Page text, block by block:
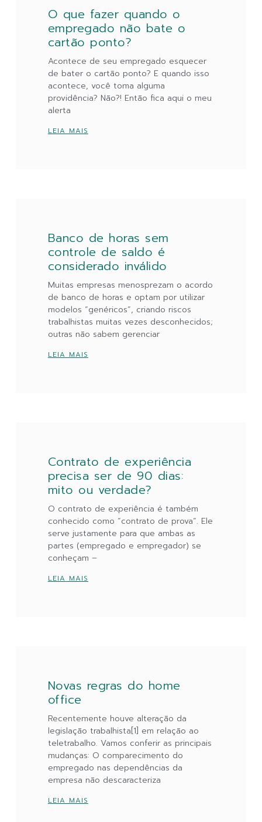
O que fazer quando o
empregado não bate o
cartão ponto?
Acontece de seu empregado esquecer
de bater o cartão ponto? E quando isso
acontece, você toma alguma
providência? Não?! Então fica aqui o meu
alerta
LEIA MAIS
Banco de horas sem
controle de saldo é
considerado inválido
Muitas empresas menosprezam o acordo
de banco de horas e optam por utilizar
modelos “genéricos”, criando riscos
trabalhistas muitas vezes desconhecidos;
outras não sabem gerenciar
LEIA MAIS
Contrato de experiência
precisa ser de 90 dias:
mito ou verdade?
O contrato de experiência é também
conhecido como “contrato de prova”. Ele
serve justamente para que ambas as
partes (empregado e empregador) se
conheçam –
LEIA MAIS
Novas regras do home
office
Recentemente houve alteração da
legislação trabalhista[1] em relação ao
teletrabalho. Vamos conferir as principais
mudanças: O comparecimento do
empregado nas dependências da
empresa não descaracteriza
LEIA MAIS